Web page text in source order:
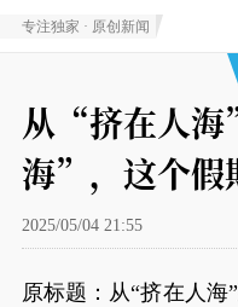
专注独家 · 原创新闻
从“挤在人
海”，这个假
2025/05/04 21:55
原标题：从“挤在人海